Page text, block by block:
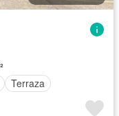
Terraza